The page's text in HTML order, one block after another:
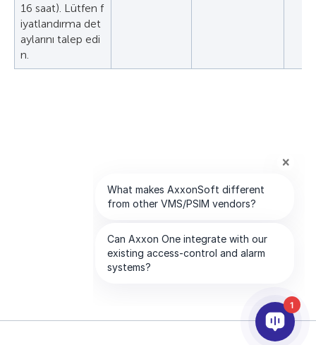
16 saat). Lütfen f
iyatlandırma det
aylarını talep edi
n.
1